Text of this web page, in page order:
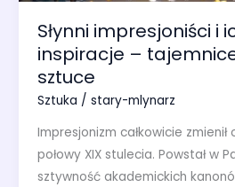
Słynni impresjoniści i
inspiracje –
sztuce
Sztuka / stary-mlynarz
Impresjonizm całkowicie
połowy XIX stulecia. Powstał w
sztywność akademickich